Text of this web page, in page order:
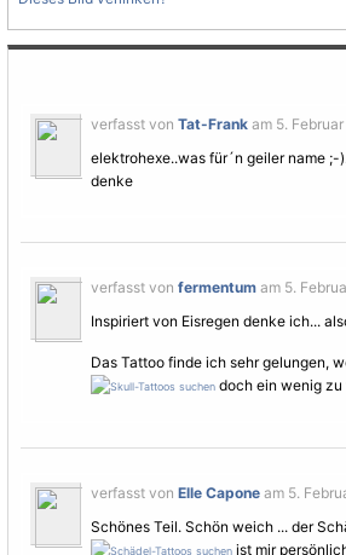
verfasst von Tat-Frankam 5.
elektrohexe..was für´n geiler name
denke
verfasst von fermentumam 5.
Inspiriert von Eisregen denke ich...
Das Tattoo finde ich sehr gelungen,
doch ein wenig zu
verfasst von Elle Caponeam 5.
Schönes Teil. Schön weich ... der
ist mir